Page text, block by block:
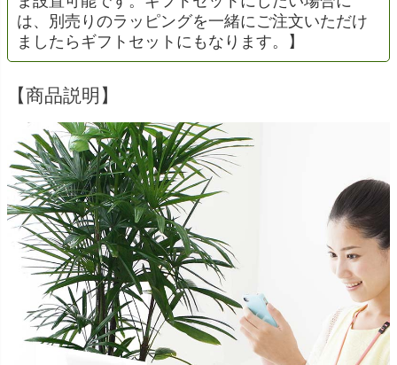
は、別売りのラッピングを一緒にご注文いただけ
ましたらギフトセットにもなります。】
【商品説明】